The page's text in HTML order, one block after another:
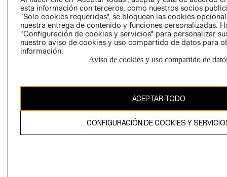
Perú (S/)
CAMBIAR REGIÓN
propiedad de H&M Hennes & Mauritz AB
esta información con terceros, como nuestros socios
“Solo cookies requeridas”, se bloquean las cookies
nuestra entrega de contenido y funciones personalizadas.
“Configuración de cookies y servicios” para personalizar
nuestro aviso de cookies y uso compartido de datos para
información.
Aviso de cookies y uso compartido de
ACEPTAR TODO
CONFIGURACIÓN DE COOKIES Y